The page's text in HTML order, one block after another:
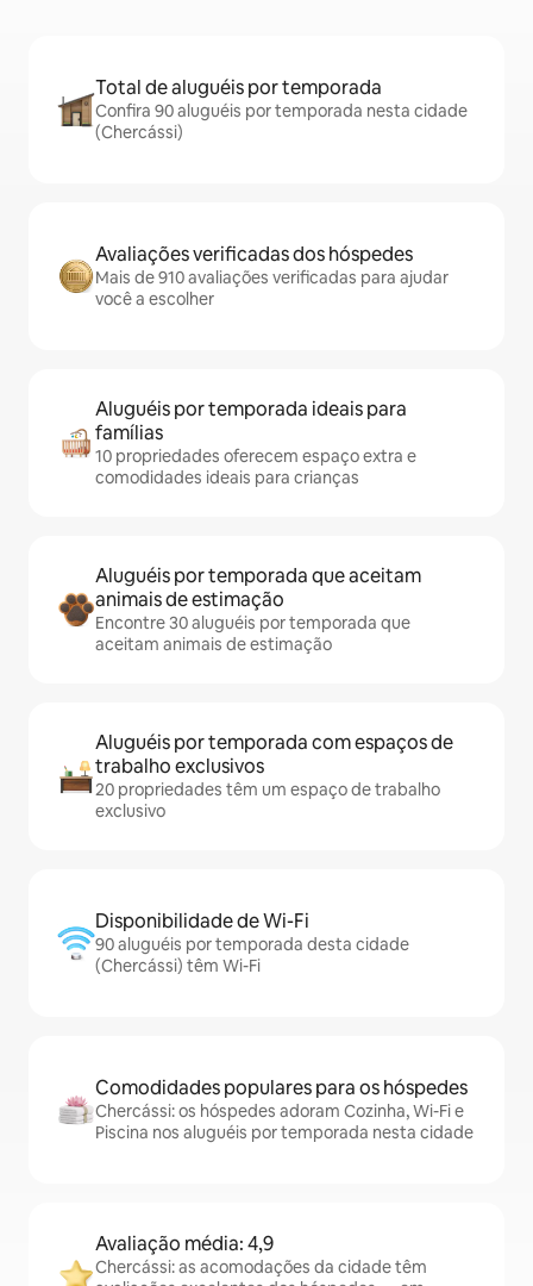
Total de aluguéis por temporada
Confira 90 aluguéis por temporada nesta cidade
(Chercássi)
Avaliações verificadas dos hóspedes
Mais de 910 avaliações verificadas para ajudar
você a escolher
Aluguéis por temporada ideais para
famílias
10 propriedades oferecem espaço extra e
comodidades ideais para crianças
Aluguéis por temporada que aceitam
animais de estimação
Encontre 30 aluguéis por temporada que
aceitam animais de estimação
Aluguéis por temporada com espaços de
trabalho exclusivos
20 propriedades têm um espaço de trabalho
exclusivo
Disponibilidade de Wi-Fi
90 aluguéis por temporada desta cidade
(Chercássi) têm Wi-Fi
Comodidades populares para os hóspedes
Chercássi: os hóspedes adoram Cozinha, Wi-Fi e
Piscina nos aluguéis por temporada nesta cidade
Avaliação média: 4,9
Chercássi: as acomodações da cidade têm